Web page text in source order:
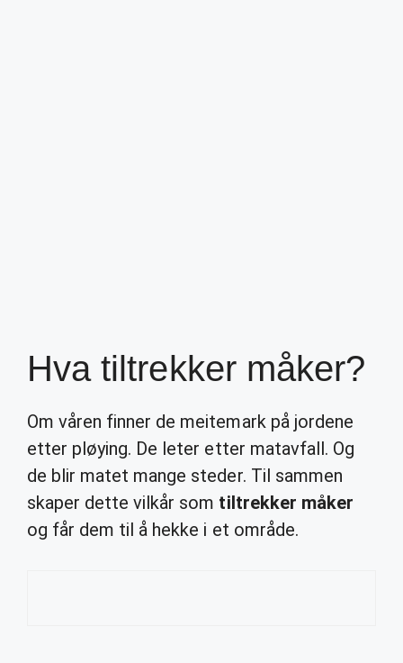
Hva tiltrekker måker?
Om våren finner de meitemark på jordene
etter pløying. De leter etter matavfall. Og
de blir matet mange steder. Til sammen
skaper dette vilkår som tiltrekker måker
og får dem til å hekke i et område.